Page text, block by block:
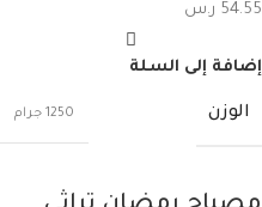
54.55 ر.س
إضافة إلى السلة
الوزن 1250 جرام